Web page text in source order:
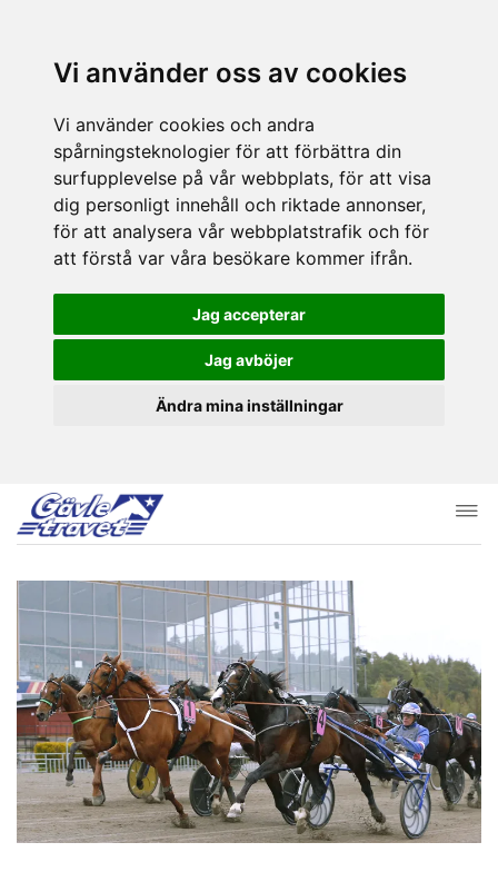
Vi använder oss av cookies
Vi använder cookies och andra
spårningsteknologier för att förbättra din
surfupplevelse på vår webbplats, för att visa
dig personligt innehåll och riktade annonser,
för att analysera vår webbplatstrafik och för
att förstå var våra besökare kommer ifrån.
Jag accepterar
Jag avböjer
Ändra mina inställningar